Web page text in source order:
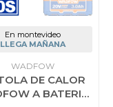
En montevideo
LLEGA MAÑANA
WADFOW
DE CALOR
A BATERIA